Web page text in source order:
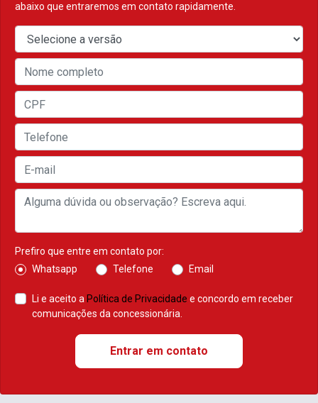
abaixo que entraremos em contato rapidamente.
Prefiro que entre em contato por:
Whatsapp
Telefone Email
Li e aceito a Política de Privacidade e concordo em receber
comunicações da concessionária.
Entrar em contato